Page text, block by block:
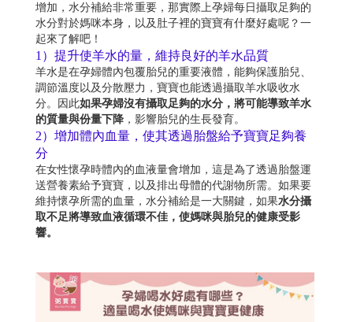
增加，水分補給非常重要，那實際上孕婦每日攝取足夠的
水分對於媽咪本身，以及肚子裡的寶寶有什麼好處呢？一
起來了解吧！
1）提升使羊水的量，維持良好的羊水品質
羊水是在孕婦體內包覆胎兒的重要液體，能夠保護胎兒、
調節溫度以及分散壓力，寶寶也能透過攝取羊水吸收水
分。因此如果孕婦沒有攝取足夠的水分，將可能導致羊水
的質量與份量下降 ，影響胎兒的生長發育。
2）增加體內血量，使其透過胎盤給予寶寶足夠養
分
在女性懷孕時體內的血液量會增加，這是為了透過胎盤運
送營養素給予寶寶，以及排出母體的代謝物所需。如果要
維持懷孕所需的血量，水分補給是一大關鍵，如果水分攝
取不足將導致血液循環不佳，使媽咪與胎兒的健康受影
響。